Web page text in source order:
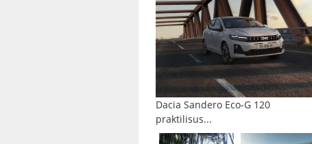
Dacia Sandero Eco-G 120
praktilisus...